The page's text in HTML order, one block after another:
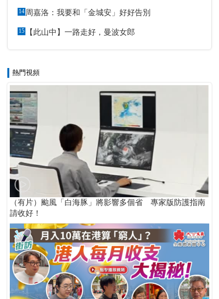
14 周嘉洛：我要和「金城安」好好告別
15 【此山中】一路走好，曼波女郎
熱門視頻
（有片）颱風「白海豚」將影響多個省 專家版防護指南
請收好！